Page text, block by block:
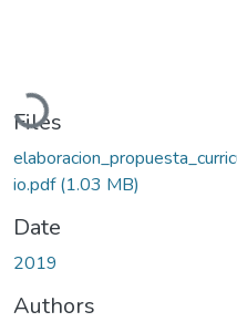
Loading...
Files
io.pdf(1.03 MB)
Date
2019
Authors